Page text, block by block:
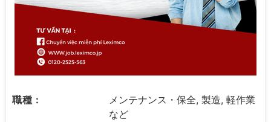
職種 :
メンテナンス・保全, 製造, 軽作業
など